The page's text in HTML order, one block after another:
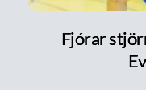
Fjórar